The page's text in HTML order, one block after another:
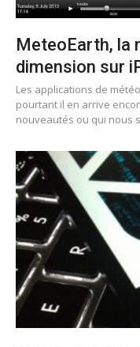
MeteoEarth, la
dimension sur
Les applications de
pourtant il en arrive
nouveautés ou qui nous